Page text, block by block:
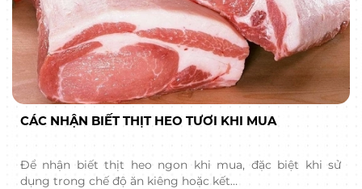
CÁC NHẬN BIẾT THỊT HEO TƯƠI KHI MUA
Để nhận biết thịt heo ngon khi mua, đặc biệt khi sử
dụng trong chế độ ăn kiêng hoặc kết…